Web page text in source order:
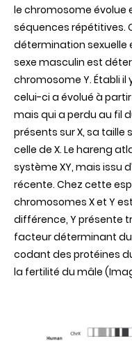
le chromosome
séquences répétitives.
détermination sexuelle
sexe masculin est
chromosome Y. Établi il
celui-ci a évolué à
mais qui a perdu au fil
présents sur X, sa taille
celle de X. Le hareng
système XY, mais issu
récente. Chez cette
chromosomes X et Y
différence, Y présente
facteur déterminant du
codant des protéines
la fertilité du mâle